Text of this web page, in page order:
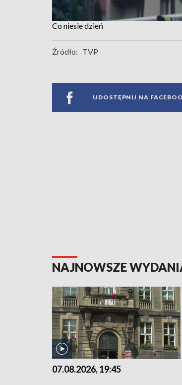
Co niesie dzień
Źródło: TVP
UDOSTĘPNIJ NA
NAJNOWSZE
07.08.2026, 19:45